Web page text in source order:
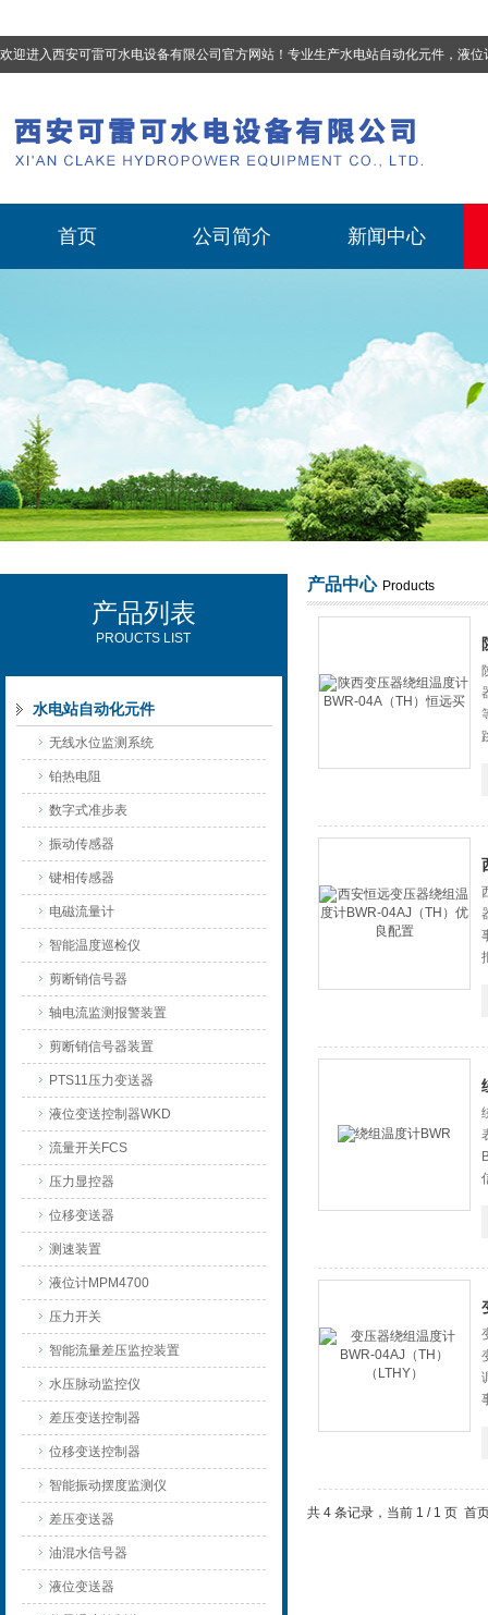
欢迎进入西安可雷可水电设备有限公司官方网站！专业生产水电站自动化元件，液位计、流量计、压力变送器、油混水控制器、温度传感器、电磁阀球阀蝶阀、测速装置、位移
西安可雷可水电设备有限公司
首页 公司简介 新闻中心
产品列表
PROUCTS LIST
水电站自动化元件
无线水位监测系统
铂热电阻
数字式准步表
振动传感器
键相传感器
电磁流量计
智能温度巡检仪
剪断销信号器
轴电流监测报警装置
剪断销信号器装置
PTS11压力变送器
液位变送控制器WKD
流量开关FCS
压力显控器
位移变送器
测速装置
液位计MPM4700
压力开关
智能流量差压监控装置
水压脉动监控仪
差压变送控制器
位移变送控制器
智能振动摆度监测仪
差压变送器
油混水信号器
液位变送器
产品中心 Products
共 4 条记录，当前 1 / 1 页